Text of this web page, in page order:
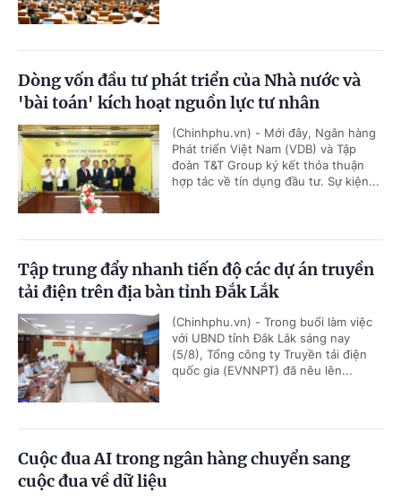
Dòng vốn đầu tư phát triển của Nhà nước và
'bài toán' kích hoạt nguồn lực tư nhân
(Chinhphu.vn) - Mới đây, Ngân hàng
Phát triển Việt Nam (VDB) và Tập
đoàn T&T Group ký kết thỏa thuận
hợp tác về tín dụng đầu tư. Sự kiện...
Tập trung đẩy nhanh tiến độ các dự án truyền
tải điện trên địa bàn tỉnh Đắk Lắk
(Chinhphu.vn) - Trong buổi làm việc
với UBND tỉnh Đắk Lắk sáng nay
(5/8), Tổng công ty Truyền tải điện
quốc gia (EVNNPT) đã nêu lên...
Cuộc đua AI trong ngân hàng chuyển sang
cuộc đua về dữ liệu